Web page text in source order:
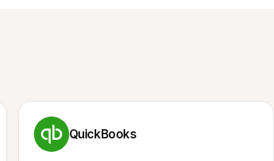
QuickBooks